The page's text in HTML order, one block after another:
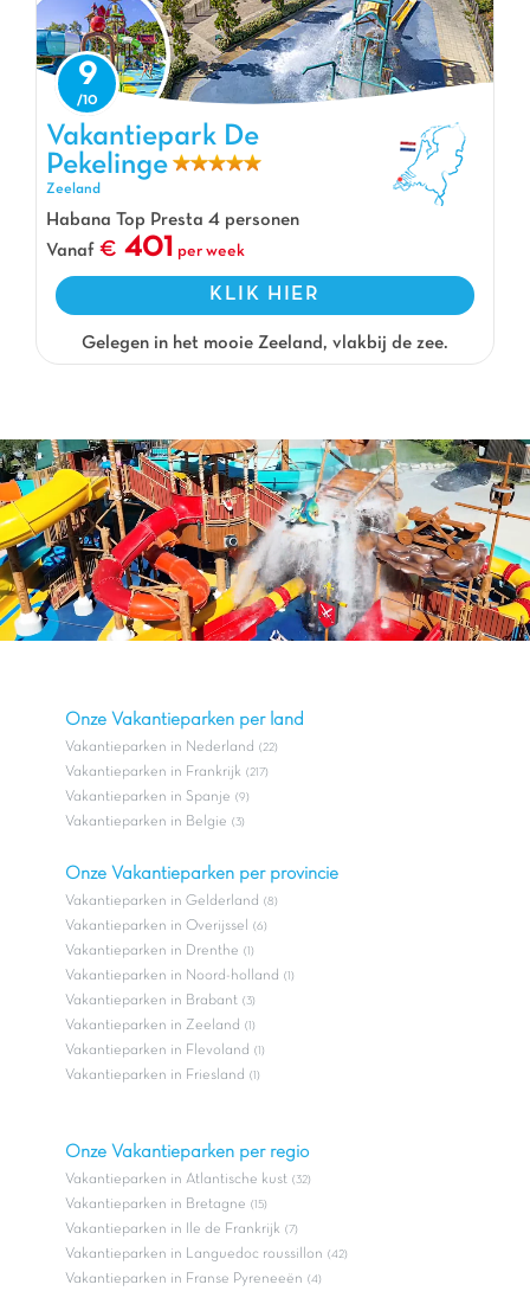
Vakantiepark De Pekelinge, Vakantiepark Zeeland
9
Vakantiepark De
Pekelinge
Zeeland
Habana Top Presta 4 personen
Vanaf
401 per week
KLIK HIER
Gelegen in het mooie Zeeland, vlakbij de zee.
Onze Vakantieparken per land
Vakantieparken in Nederland (22)
Vakantieparken in Frankrijk (217)
Vakantieparken in Spanje (9)
Vakantieparken in Belgie (3)
Onze Vakantieparken per provincie
Vakantieparken in Gelderland (8)
Vakantieparken in Overijssel (6)
Vakantieparken in Drenthe (1)
Vakantieparken in Noord-holland (1)
Vakantieparken in Brabant (3)
Vakantieparken in Zeeland (1)
Vakantieparken in Flevoland (1)
Vakantieparken in Friesland (1)
Onze Vakantieparken per regio
Vakantieparken in Atlantische kust (32)
Vakantieparken in Bretagne (15)
Vakantieparken in Ile de Frankrijk (7)
Vakantieparken in Languedoc roussillon (42)
Vakantieparken in Franse Pyreneeën (4)